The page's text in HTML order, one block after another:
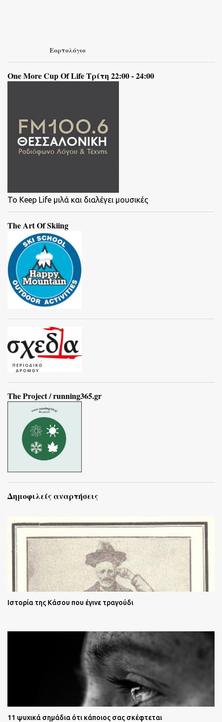
Εορτολόγιο
One More Cup Of Life Τρίτη 22:00 - 24:00
To Keep Life μιλά και διαλέγει μουσικές
The Art Of Skiing
The Project / running365.gr
Δημοφιλείς αναρτήσεις
Ιστορία της Κάσου που έγινε τραγούδι
11 ψυχικά σημάδια ότι κάποιος σας σκέφτεται